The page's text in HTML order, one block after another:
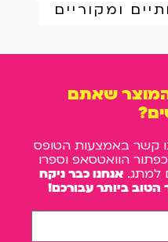
ומקוריים
שאתם
קשר באמצעות הטופס
הוואטסאפ וספרו
למתג. אנחנו כבר ניקח
ביותר עבורכם!